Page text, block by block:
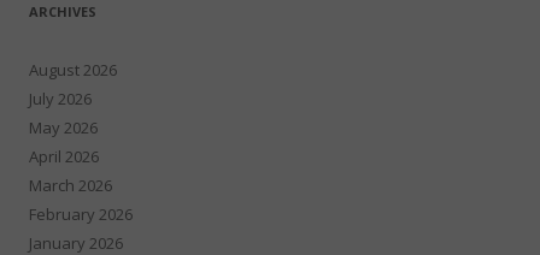
ARCHIVES
August 2026
July 2026
May 2026
April 2026
March 2026
February 2026
January 2026